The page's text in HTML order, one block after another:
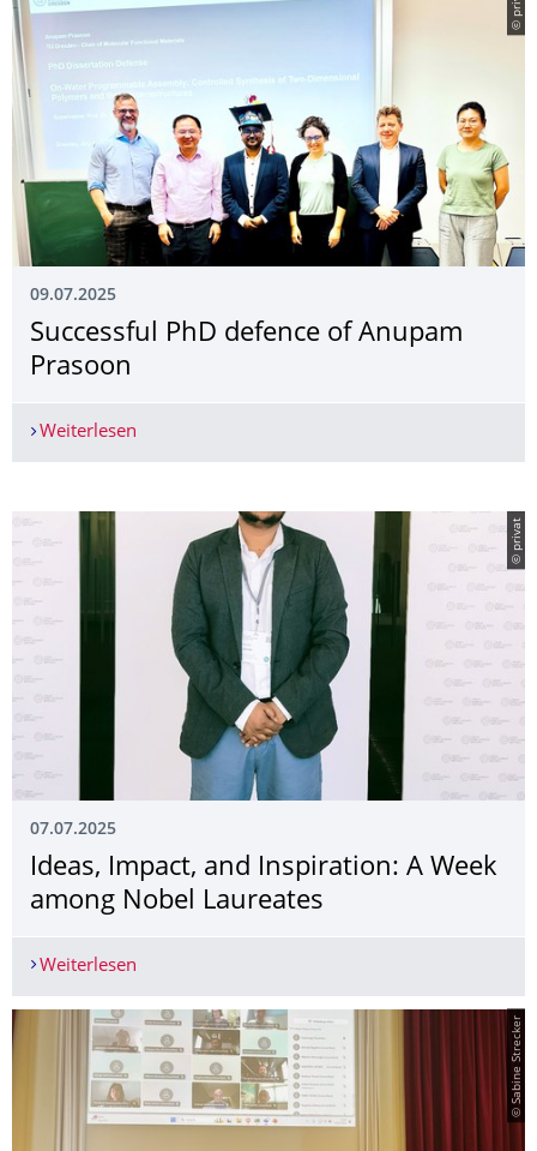
09.07.2025
Successful PhD defence of Anupam
Prasoon
Weiterlesen
© privat
07.07.2025
Ideas, Impact, and Inspiration: A Week
among Nobel Laureates
Weiterlesen
© Sabine Strecker